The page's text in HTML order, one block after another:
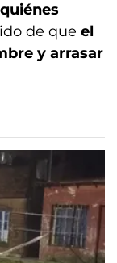
de que el
y arrasar